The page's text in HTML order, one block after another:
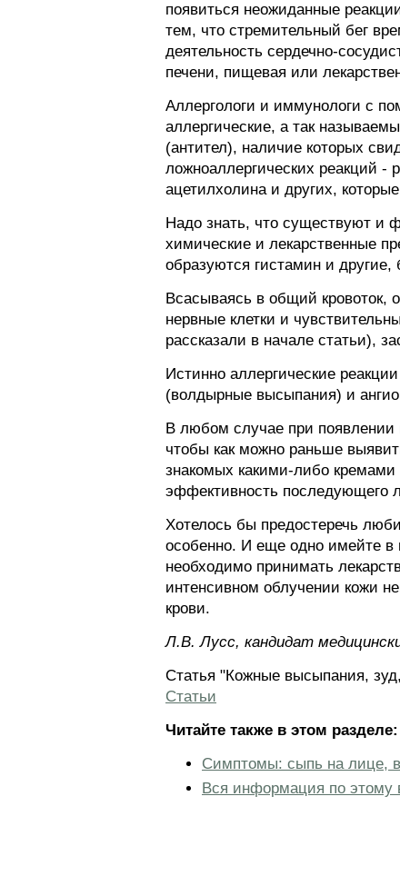
появиться неожиданные
тем, что стремительный бег
деятельность сердечно-
печени, пищевая или
Аллергологи и иммунологи с
аллергические, а так
(антител), наличие которых
ложноаллергических реакций -
ацетилхолина и других,
Надо знать, что существуют и
химические и лекарственные
образуются гистамин и другие,
Всасываясь в общий кровоток,
нервные клетки и
рассказали в начале статьи),
Истинно аллергические
(волдырные высыпания) и
В любом случае при появлении
чтобы как можно раньше
знакомых какими-либо кремами
эффективность последующего
Хотелось бы предостеречь
особенно. И еще одно имейте в
необходимо принимать
интенсивном облучении кожи
крови.
Л.В. Лусс, кандидат
Статья "Кожные высыпания,
Статьи
Читайте также в этом разделе:
Симптомы: сыпь на лице,
Вся информация по этому